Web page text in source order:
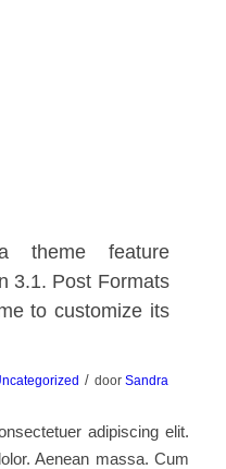
theme feature
3.1. Post Formats
to customize its
/ door Sandra
adipiscing elit.
Aenean massa. Cum